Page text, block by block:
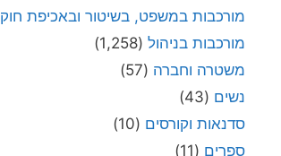
מורכבות במשפט, בשיטור ובאכיפת חוק
מורכבות בניהול (1,258)
משטרה וחברה (57)
נשים (43)
סדנאות וקורסים (10)
ספרים (11)